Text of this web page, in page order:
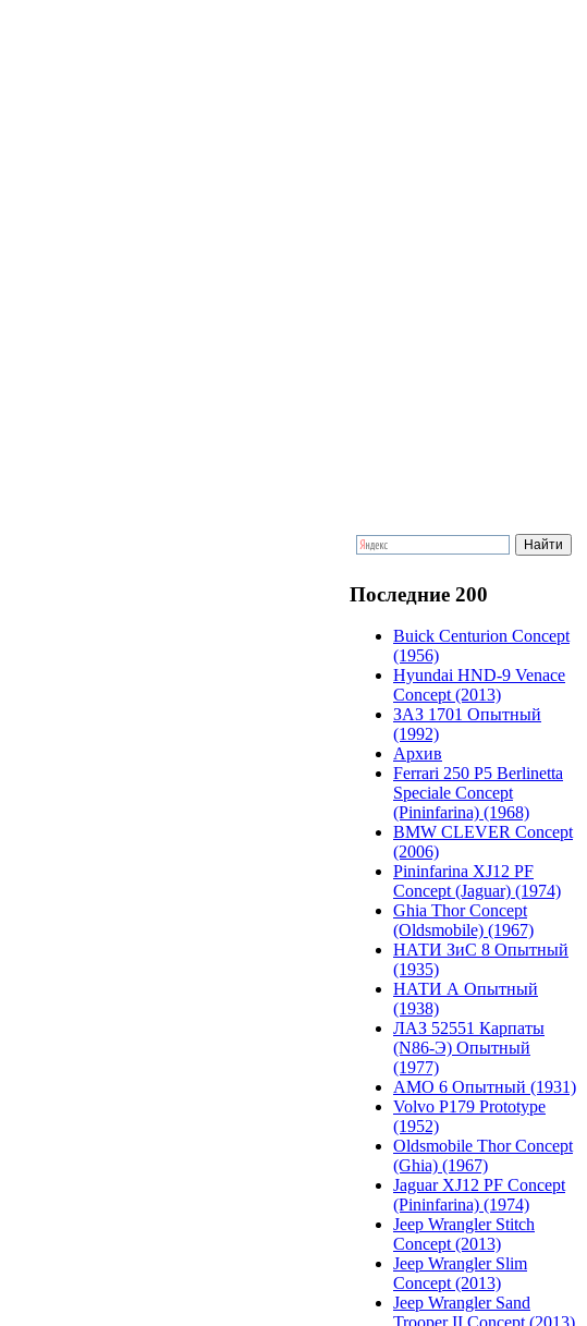
Последние 200
Buick Centurion Concept
(1956)
Hyundai HND-9 Venace
Concept (2013)
ЗАЗ 1701 Опытный
(1992)
Архив
Ferrari 250 P5 Berlinetta
Speciale Concept
(Pininfarina) (1968)
BMW CLEVER Concept
(2006)
Pininfarina XJ12 PF
Concept (Jaguar) (1974)
Ghia Thor Concept
(Oldsmobile) (1967)
НАТИ ЗиС 8 Опытный
(1935)
НАТИ А Опытный
(1938)
ЛАЗ 52551 Карпаты
(N86-Э) Опытный
(1977)
АМО 6 Опытный (1931)
Volvo P179 Prototype
(1952)
Oldsmobile Thor Concept
(Ghia) (1967)
Jaguar XJ12 PF Concept
(Pininfarina) (1974)
Jeep Wrangler Stitch
Concept (2013)
Jeep Wrangler Slim
Concept (2013)
Jeep Wrangler Sand